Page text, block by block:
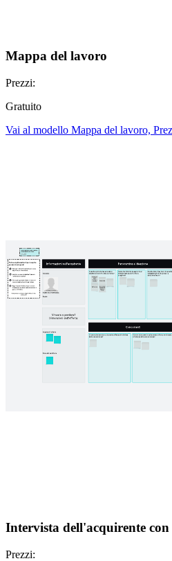
Mappa del lavoro
Prezzi:
Gratuito
Vai al modello Mappa del lavoro,
Intervista dell'acquirente
Prezzi: